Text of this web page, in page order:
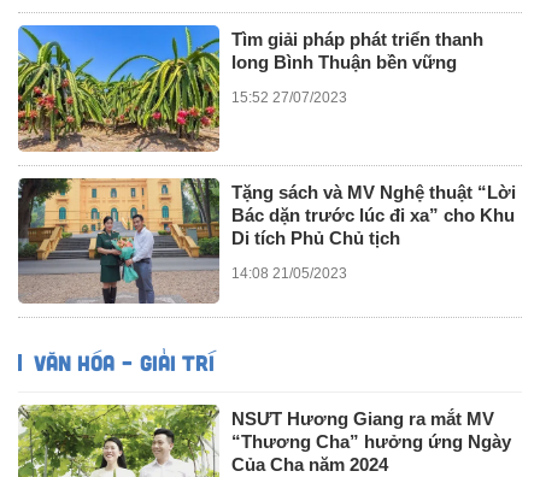
Tìm giải pháp phát triển thanh
long Bình Thuận bền vững
15:52 27/07/2023
Tặng sách và MV Nghệ thuật “Lời
Bác dặn trước lúc đi xa” cho Khu
Di tích Phủ Chủ tịch
14:08 21/05/2023
VĂN HÓA – GIẢI TRÍ
NSƯT Hương Giang ra mắt MV
“Thương Cha” hưởng ứng Ngày
Của Cha năm 2024